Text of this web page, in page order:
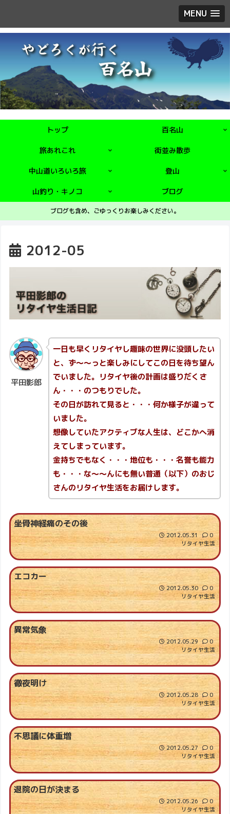
MENU
トップ 百名山
旅あれこれ 街並み散歩
中山道いろいろ旅 登山
山釣り・キノコ ブログ
ブログも含め、ごゆっくりお楽しみください。
2012-05
平田影郎
一日も早くリタイヤし趣味の世界に没頭したい
と、ず～～っと楽しみにしてこの日を待ち望ん
でいました。リタイヤ後の計画は盛りだくさ
ん・・・のつもりでした。
その日が訪れて見ると・・・何か様子が違って
いました。
想像していたアクティブな人生は、どこかへ消
えてしまっています。
金持ちでもなく・・・地位も・・・名誉も能力
も・・・な～～んにも無い普通（以下）のおじ
さんのリタイヤ生活をお届けします。
坐骨神経痛のその後
2012.05.31
0
リタイヤ生活
エコカー
2012.05.30
0
リタイヤ生活
異常気象
2012.05.29
0
リタイヤ生活
徹夜明け
2012.05.28
0
リタイヤ生活
不思議に体重増
2012.05.27
0
リタイヤ生活
退院の日が決まる
2012.05.26
0
リタイヤ生活